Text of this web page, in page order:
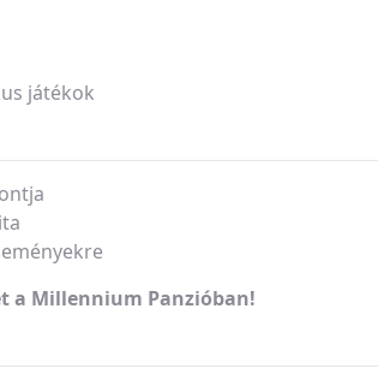
játékok
a Millennium Panzióban!